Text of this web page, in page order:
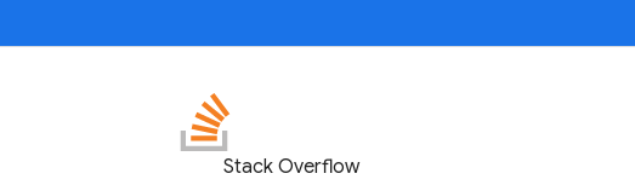
Stack Overflow